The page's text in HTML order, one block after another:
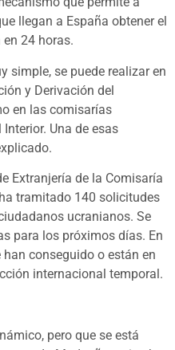
llegan a España obtener el
24 horas.
simple, se puede realizar en
y Derivación del
en las comisarías
Una de esas
Extranjería de la Comisaría
tramitado 140 solicitudes
ucranianos. Se
para los próximos días. En
conseguido o están en
internacional temporal.
pero que se está